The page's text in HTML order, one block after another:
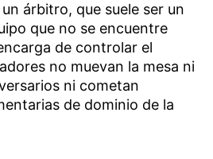
árbitro, que suele ser un
que no se encuentre
de controlar el
no muevan la mesa ni
ni cometan
de dominio de la